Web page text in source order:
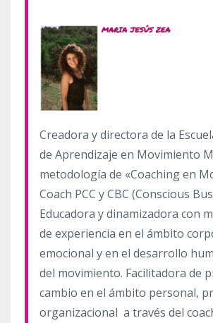
Creadora y directora de la
de Aprendizaje en Movimiento
metodología de «Coaching en
Coach PCC y CBC (Conscious
Educadora y dinamizadora con
de experiencia en el ámbito
emocional y en el desarrollo
del movimiento. Facilitadora de
cambio en el ámbito personal,
organizacional a través del